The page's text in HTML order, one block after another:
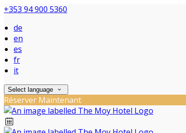
+353 94 900 5360
de
en
es
fr
it
Select language
Réserver Maintenant